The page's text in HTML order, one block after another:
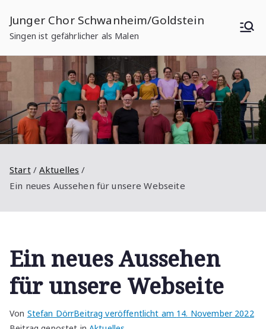
Inhalt
springen
Junger Chor Schwanheim/Goldstein
Singen ist gefährlicher als Malen
Start
Aktuelles
Ein neues Aussehen für unsere Webseite
Ein neues Aussehen
für unsere Webseite
Von Stefan DörrBeitrag veröffentlicht am 14. November 2022